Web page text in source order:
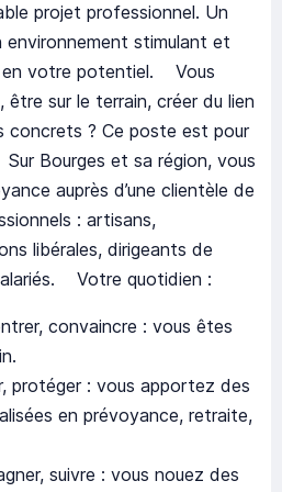
projet professionnel. Un
environnement stimulant et
en votre potentiel. Vous
sur le terrain, créer du lien
concrets ? Ce poste est pour
Bourges et sa région, vous
auprès d’une clientèle de
: artisans,
libérales, dirigeants de
Votre quotidien :
convaincre : vous êtes
protéger : vous apportez des
en prévoyance, retraite,
suivre : vous nouez des